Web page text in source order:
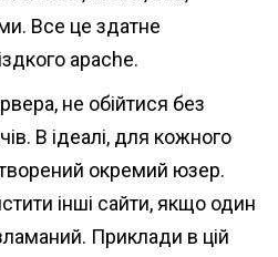
Все це здатне
apache.
не обійтися без
В ідеалі, для кожного
окремий юзер.
інші сайти, якщо один
Приклади в цій